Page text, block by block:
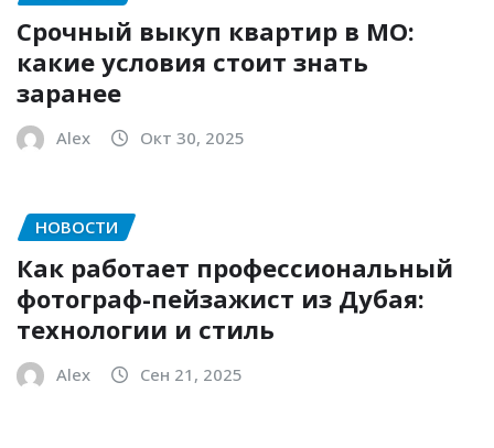
Срочный выкуп квартир в МО:
какие условия стоит знать
заранее
Alex Окт 30, 2025
НОВОСТИ
Как работает профессиональный
фотограф-пейзажист из Дубая:
технологии и стиль
Alex Сен 21, 2025